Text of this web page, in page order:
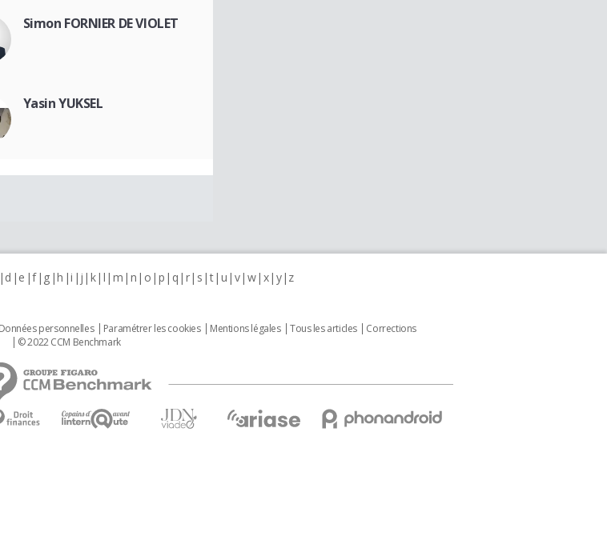
Simon FORNIER DE VIOLET
Yasin YUKSEL
d e f g h i j k l m n o p q r s t u v w x y z
Données personnelles Paramétrer les cookies Mentions légales Tous les articles
Corrections
© 2022 CCM Benchmark